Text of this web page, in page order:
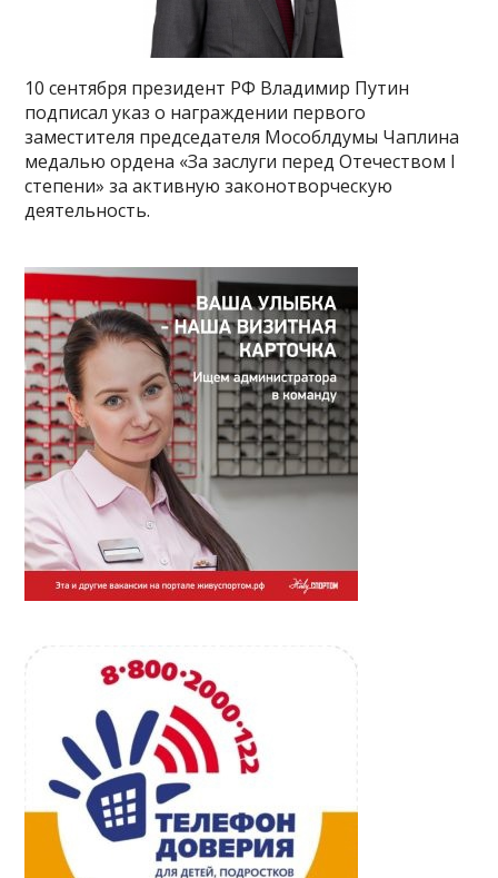
10 сентября президент РФ Владимир Путин
подписал указ о награждении первого
заместителя председателя Мособлдумы Чаплина
медалью ордена «За заслуги перед Отечеством I
степени» за активную законотворческую
деятельность.